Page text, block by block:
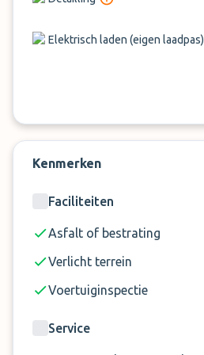
mee te brengen) € 37,50
Elektrisch laden (eigen laadpas)
Kenmerken
Faciliteiten
Asfalt of bestrating
Verlicht terrein
Voertuiginspectie
Service